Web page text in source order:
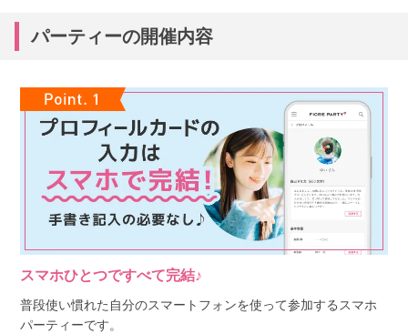
パーティーの開催内容
スマホひとつですべて完結♪
普段使い慣れた自分のスマートフォンを使って参加するスマホ
パーティーです。